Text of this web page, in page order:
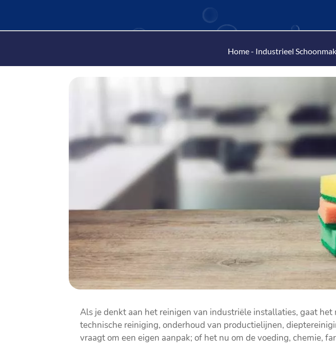
Home- Industrieel
Als je denkt aan het reinigen van industriële installaties, gaat
technische reiniging, onderhoud van productielijnen,
vraagt om een eigen aanpak; of het nu om de voeding, chemie,